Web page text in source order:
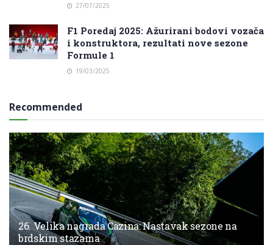
27/07/2025
F1 Poredaj 2025: Ažurirani bodovi vozača
i konstruktora, rezultati nove sezone
Formule 1
19/03/2025
Recommended
26. Velika nagrada Cazina: Nastavak sezone na
brdskim stazama